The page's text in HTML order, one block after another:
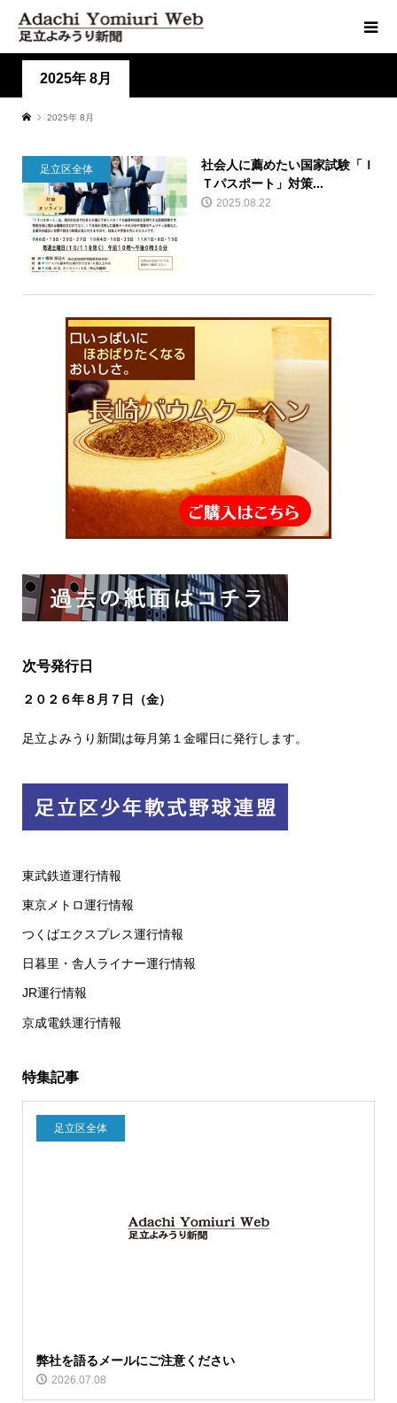
2025年 8月
2025年 8月
足立区全体
社会人に薦めたい国家試験「Ｉ
Ｔパスポート」対策...
2025.08.22
次号発行日
２０２６年８ 月７日（金）
足立よみうり新聞は毎月第１金曜日に発行します。
東武鉄道運行情報
東京メトロ運行情報
つくばエクスプレス運行情報
日暮里・舎人ライナー運行情報
JR運行情報
京成電鉄運行情報
特集記事
足立区全体
弊社を語るメールにご注意ください
2026.07.08